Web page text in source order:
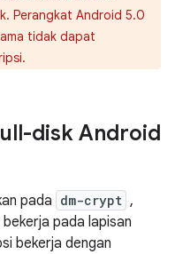
Perangkat Android 5.0
tidak dapat
disk Android
pada dm-crypt ,
pada lapisan
bekerja dengan